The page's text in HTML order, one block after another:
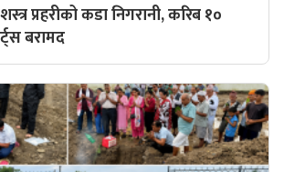
प्रहरीको कडा निगरानी, करिब १०
बरामद